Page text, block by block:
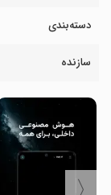
دسته‌بندی
سازنده